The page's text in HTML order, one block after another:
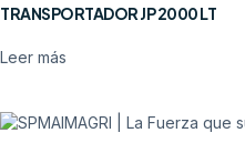
TRANSPORTADOR JP 2000 LT
Leer más